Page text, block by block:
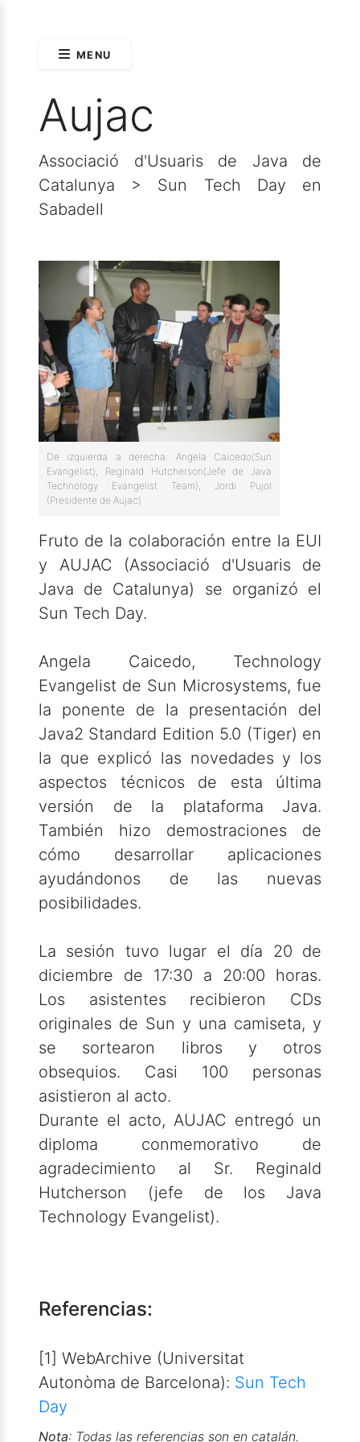
MENU
Aujac
Associació d'Usuaris de Java de
Catalunya > Sun Tech Day en
Sabadell
De izquierda a derecha: Angela Caicedo(Sun
Evangelist), Reginald Hutcherson(Jefe de Java
Technology Evangelist Team), Jordi Pujol
(Presidente de Aujac)
Fruto de la colaboración entre la EUI
y AUJAC (Associació d'Usuaris de
Java de Catalunya) se organizó el
Sun Tech Day.
Angela Caicedo, Technology
Evangelist de Sun Microsystems, fue
la ponente de la presentación del
Java2 Standard Edition 5.0 (Tiger) en
la que explicó las novedades y los
aspectos técnicos de esta última
versión de la plataforma Java.
También hizo demostraciones de
cómo desarrollar aplicaciones
ayudándonos de las nuevas
posibilidades.
La sesión tuvo lugar el día 20 de
diciembre de 17:30 a 20:00 horas.
Los asistentes recibieron CDs
originales de Sun y una camiseta, y
se sortearon libros y otros
obsequios. Casi 100 personas
asistieron al acto.
Durante el acto, AUJAC entregó un
diploma conmemorativo de
agradecimiento al Sr. Reginald
Hutcherson (jefe de los Java
Technology Evangelist).
Referencias:
[1] WebArchive (Universitat
Autonòma de Barcelona): Sun Tech
Day
Nota: Todas las referencias son en catalán.